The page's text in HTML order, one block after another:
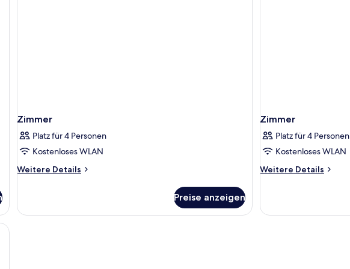
Zimmer
Platz für 4 Personen
Kostenloses WLAN
Weitere Details
Weitere
Preise anzeigen
Zimmer
Platz für 4 Personen
Kostenloses WLAN
Weitere Details
Weitere